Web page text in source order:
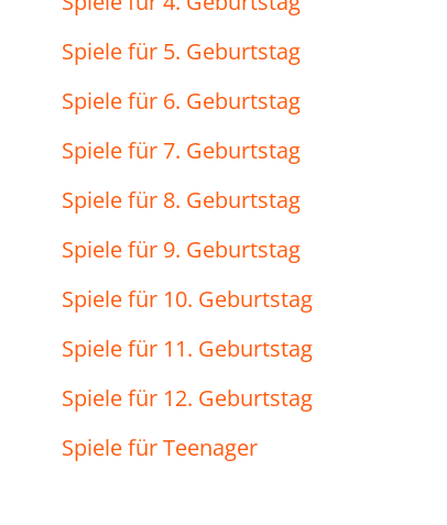
Spiele für 5. Geburtstag
Spiele für 6. Geburtstag
Spiele für 7. Geburtstag
Spiele für 8. Geburtstag
Spiele für 9. Geburtstag
Spiele für 10. Geburtstag
Spiele für 11. Geburtstag
Spiele für 12. Geburtstag
Spiele für Teenager